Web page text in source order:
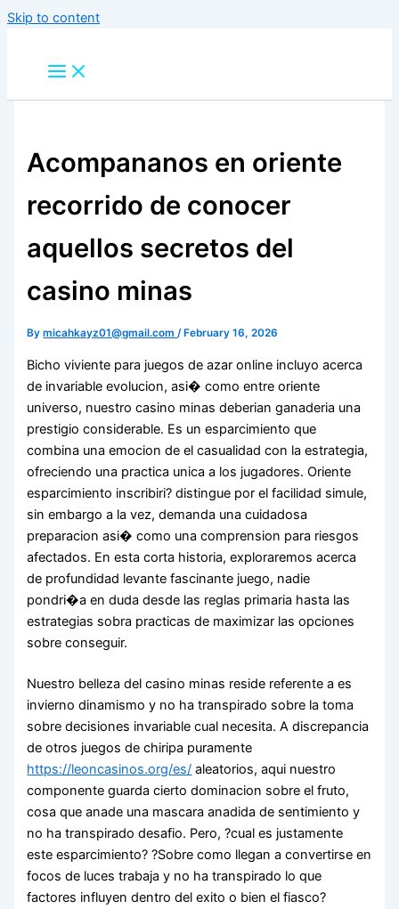
Skip to content
Acompananos en oriente
recorrido de conocer
aquellos secretos del
casino minas
Bymicahkayz01@gmail.com/ February 16, 2026
Bicho viviente para juegos de azar online incluyo acerca
de invariable evolucion, asi� como entre oriente
universo, nuestro casino minas deberian ganaderia una
prestigio considerable. Es un esparcimiento que
combina una emocion de el casualidad con la estrategia,
ofreciendo una practica unica a los jugadores. Oriente
esparcimiento inscribiri? distingue por el facilidad simule,
sin embargo a la vez, demanda una cuidadosa
preparacion asi� como una comprension para riesgos
afectados. En esta corta historia, exploraremos acerca
de profundidad levante fascinante juego, nadie
pondri�a en duda desde las reglas primaria hasta las
estrategias sobra practicas de maximizar las opciones
sobre conseguir.
Nuestro belleza del casino minas reside referente a es
invierno dinamismo y no ha transpirado sobre la toma
sobre decisiones invariable cual necesita. A discrepancia
de otros juegos de chiripa puramente
https://leoncasinos.org/es/ aleatorios, aqui nuestro
componente guarda cierto dominacion sobre el fruto,
cosa que anade una mascara anadida de sentimiento y
no ha transpirado desafio. Pero, ?cual es justamente
este esparcimiento? ?Sobre como llegan a convertirse en
focos de luces trabaja y no ha transpirado lo que
factores influyen dentro del exito o bien el fiasco?